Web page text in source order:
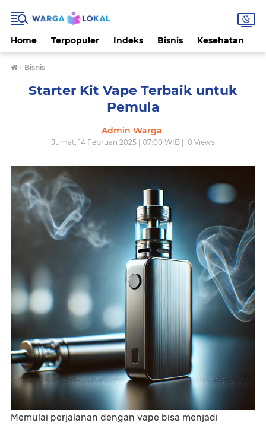
Home Terpopuler Indeks Bisnis Kesehatan
› Bisnis
Starter Kit Vape Terbaik untuk
Pemula
Admin Warga
Jumat, 14 Februari 2025 | 07:00 WIB | 0Views
Memulai perjalanan dengan vape bisa menjadi